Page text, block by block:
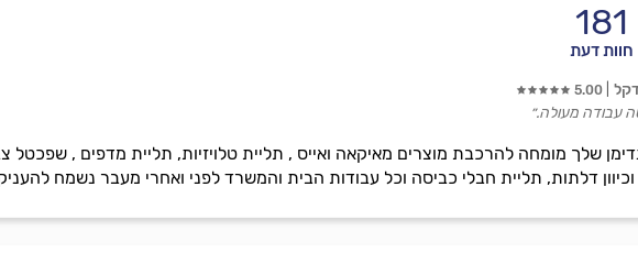
181
חוות דעת
שלך מומחה להרכבת מוצרים מאיקאה ואייס , תליית טלויזיות, תליית מדפים , שפכטל
דלתות, תליית חבלי כביסה וכל עבודות הבית והמשרד לפני ואחרי מעבר נשמח
5.00
עבודה מעולה.״